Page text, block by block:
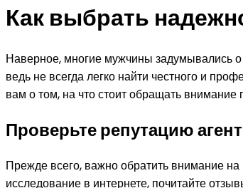
Как выбрать
Наверное, многие мужчины задумывались о
ведь не всегда легко найти честного и
вам о том, на что стоит обращать
Проверьте репутацию
Прежде всего, важно обратить внимание
исследование в интернете, почитайте